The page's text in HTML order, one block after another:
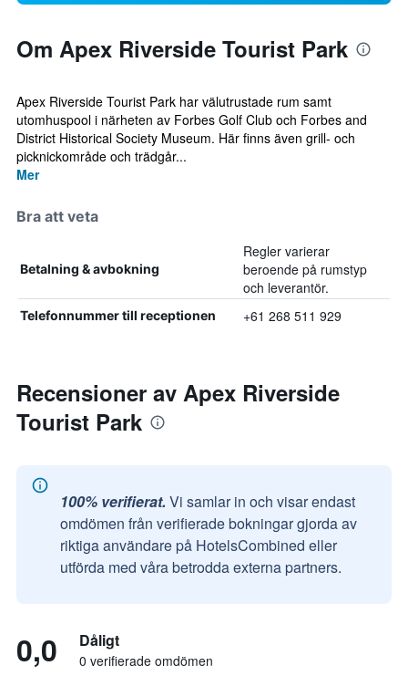
Om Apex Riverside Tourist Park
Apex Riverside Tourist Park har välutrustade rum samt
utomhuspool i närheten av Forbes Golf Club och Forbes and
District Historical Society Museum. Här finns även grill- och
picknickområde och trädgår...
Mer
Bra att veta
Betalning & avbokning
Regler varierar
beroende på rumstyp
och leverantör.
Telefonnummer till receptionen +61 268 511 929
Recensioner av Apex Riverside
Tourist Park
100% verifierat. Vi samlar in och visar endast
omdömen från verifierade bokningar gjorda av
riktiga användare på HotelsCombined eller
utförda med våra betrodda externa partners.
0,0 Dåligt
0 verifierade omdömen